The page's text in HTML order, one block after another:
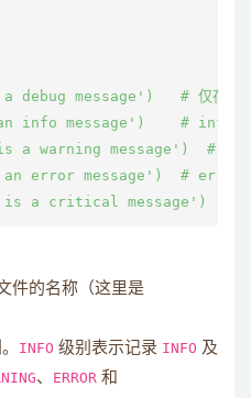
message')   # 仅在
info message')    # info 级
warning message')  #
error message')  # error
件的名称（这里是
INFO 级别表示记录 INFO 及
、 ERROR 和